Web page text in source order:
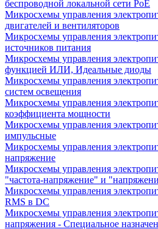
беспроводной локальной сети PoE
Микросхемы управления
двигателей и вентиляторов
Микросхемы управления
источников питания
Микросхемы управления
функцией ИЛИ, Идеальные диоды
Микросхемы управления
систем освещения
Микросхемы управления
коэффициента мощности
Микросхемы управления
импульсные
Микросхемы управления
напряжение
Микросхемы управления
"частота-напряжение" и
Микросхемы управления
RMS в DC
Микросхемы управления
напряжения - Специальное